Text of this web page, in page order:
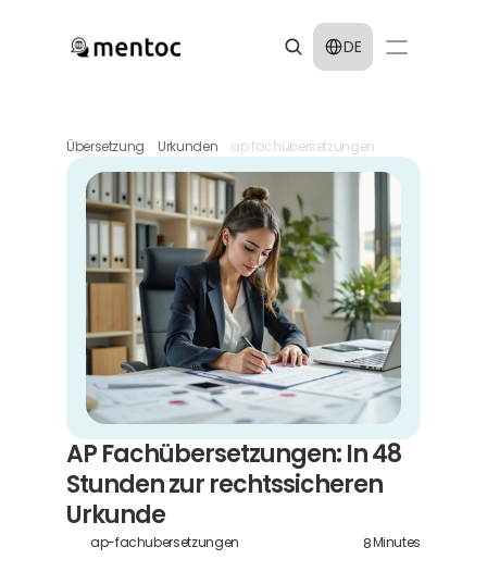
Select Language
DE
Übersetzung Urkunden ap fachübersetzungen
AP Fachübersetzungen: In 48
Stunden zur rechtssicheren
Urkunde
ap-fachubersetzungen 8Minutes